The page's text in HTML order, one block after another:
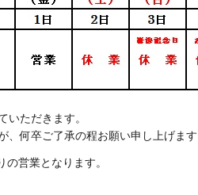
いただきます。
、何卒ご了承の程お願い申し上げま
営業となります。